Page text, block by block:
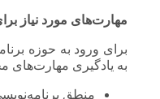
مهارت‌های مورد نیاز
برای ورود به حوزه
به یادگیری مهارت‌های
منطق